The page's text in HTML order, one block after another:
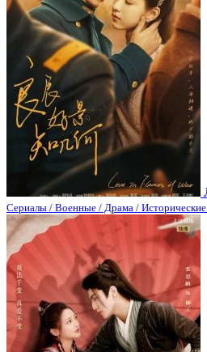
Сериалы / Военные / Драма /